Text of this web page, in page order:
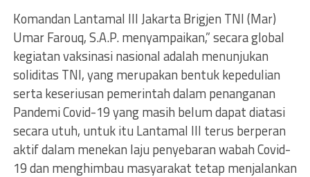
Komandan Lantamal III Jakarta Brigjen TNI (Mar)
Umar Farouq, S.A.P. menyampaikan,” secara global
kegiatan vaksinasi nasional adalah menunjukan
soliditas TNI, yang merupakan bentuk kepedulian
serta keseriusan pemerintah dalam penanganan
Pandemi Covid-19 yang masih belum dapat diatasi
secara utuh, untuk itu Lantamal III terus berperan
aktif dalam menekan laju penyebaran wabah Covid-
19 dan menghimbau masyarakat tetap menjalankan